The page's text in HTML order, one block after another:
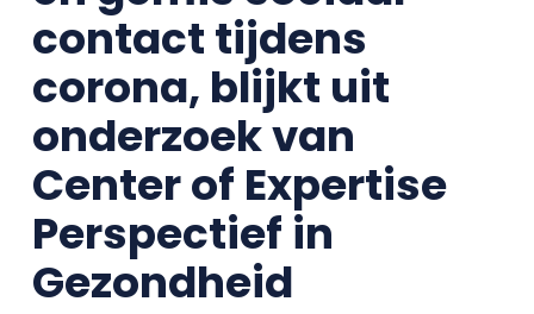
contact tijdens
corona, blijkt uit
onderzoek van
Center of Expertise
Perspectief in
Gezondheid